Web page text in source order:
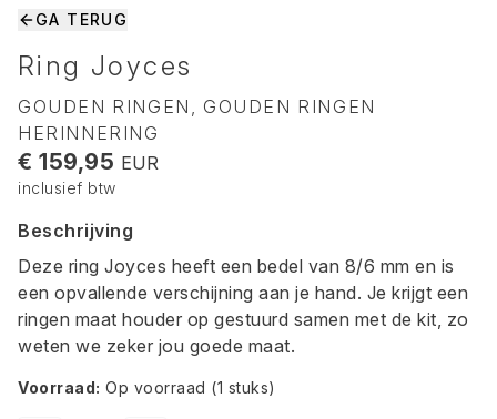
GA TERUG
Ring Joyces
GOUDEN RINGEN, GOUDEN RINGEN
HERINNERING
€ 159,95 EUR
inclusief btw
Beschrijving
Deze ring Joyces heeft een bedel van 8/6 mm en is
een opvallende verschijning aan je hand. Je krijgt een
ringen maat houder op gestuurd samen met de kit, zo
weten we zeker jou goede maat.
Voorraad: Op voorraad (1 stuks)